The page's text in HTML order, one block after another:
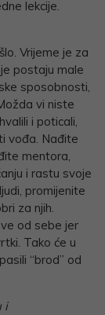
lekcije.
Vrijeme je za
postaju male
sposobnosti,
vi niste
i poticali,
vođa. Nađite
mentora,
i rastu svoje
promijenite
za njih.
od sebe jer
Tako će u
“brod” od
i